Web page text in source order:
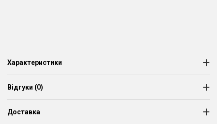
Характеристики
Відгуки (0)
Доставка